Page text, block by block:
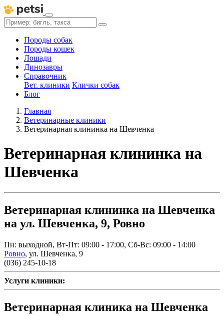
Породы собак
Породы кошек
Лошади
Динозавры
Справочник
Вет. клиники Клички собак
Блог
Главная
Ветеринарные клиники
Ветеринарная клининка на Шевченка
Ветеринарная клининка на
Шевченка
Ветеринарная клининка на Шевченка
на ул. Шевченка, 9, Ровно
Пн: выходной, Вт-Пт: 09:00 - 17:00, Сб-Вс: 09:00 - 14:00
Ровно, ул. Шевченка, 9
(036) 245-10-18
Услуги клиники:
Ветеринарная клиника на Шевченка